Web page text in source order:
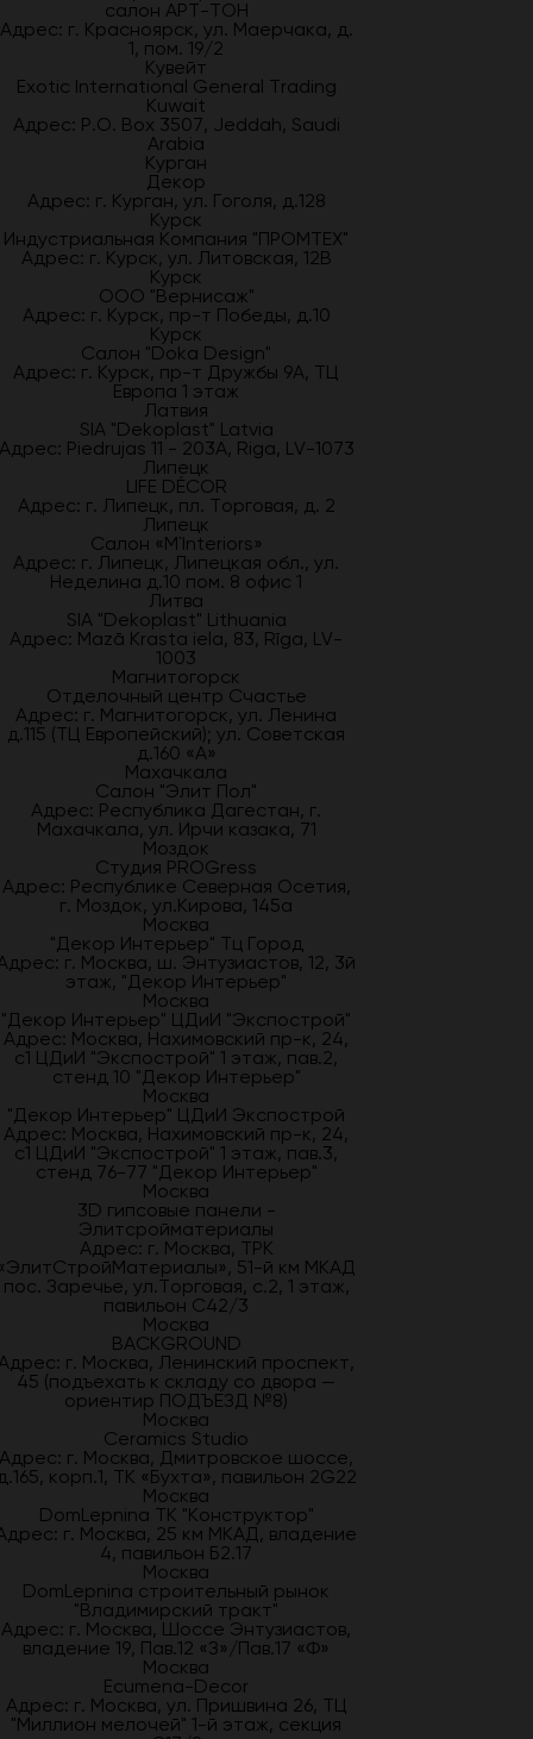
салон АРТ-ТОН
Адрес: г. Красноярск, ул. Маерчака, д.
1, пом. 19/2
Кувейт
Exotic International General Trading
Kuwait
Адрес: P.O. Box 3507, Jeddah, Saudi
Arabia
Курган
Декор
Адрес: г. Курган, ул. Гоголя, д.128
Курск
Индустриальная Компания "ПРОМТЕХ"
Адрес: г. Курск, ул. Литовская, 12В
Курск
ООО "Вернисаж"
Адрес: г. Курск, пр-т Победы, д.10
Курск
Салон "Doka Design"
Адрес: г. Курск, пр-т Дружбы 9А, ТЦ
Европа 1 этаж
Латвия
SIA "Dekoplast" Latvia
Piedrujas 11 - 203A, Riga, LV-1073
Липецк
LIFE DÉCOR
Адрес: г. Липецк, пл. Торговая, д. 2
Липецк
Салон «M`Interiors»
Адрес: г. Липецк, Липецкая обл., ул.
Неделина д.10 пом. 8 офис 1
Литва
SIA "Dekoplast" Lithuania
Адрес: Mazā Krasta iela, 83, Rīga, LV-
1003
Магнитогорск
Отделочный центр Счастье
Адрес: г. Магнитогорск, ул. Ленина
д.115 (ТЦ Европейский); ул. Советская
д.160 «А»
Махачкала
Салон "Элит Пол"
Адрес: Республика Дагестан, г.
Махачкала, ул. Ирчи казака, 71
Моздок
Студия PROGress
Адрес: Республике Северная Осетия,
г. Моздок, ул.Кирова, 145а
Москва
"Декор Интерьер" Тц Город
г. Москва, ш. Энтузиастов, 12, 3й
этаж, "Декор Интерьер"
Москва
"Декор Интерьер" ЦДиИ "Экспострой"
Адрес: Москва, Нахимовский пр-к, 24,
с1 ЦДиИ "Экспострой" 1 этаж, пав.2,
стенд 10 "Декор Интерьер"
Москва
"Декор Интерьер" ЦДиИ Экспострой
Адрес: Москва, Нахимовский пр-к, 24,
с1 ЦДиИ "Экспострой" 1 этаж, пав.3,
стенд 76-77 "Декор Интерьер"
Москва
3D гипсовые панели -
Элитсройматериалы
Адрес: г. Москва, ТРК
51-й км МКАД
пос. Заречье, ул.Торговая, с.2, 1 этаж,
павильон С42/3
Москва
BACKGROUND
г. Москва, Ленинский проспект,
45 (подъехать к складу со двора —
ориентир ПОДЪЕЗД №8)
Москва
Ceramics Studio
Адрес: г. Москва, Дмитровское шоссе,
корп.1, ТК «Бухта», павильон 2G22
Москва
DomLepnina ТК "Конструктор"
г. Москва, 25 км МКАД, владение
4, павильон Б2.17
Москва
DomLepnina строительный рынок
"Владимирский тракт"
Адрес: г. Москва, Шоссе Энтузиастов,
владение 19, Пав.12 «З»/Пав.17 «Ф»
Москва
Ecumena-Decor
Адрес: г. Москва, ул. Пришвина 26, ТЦ
"Миллион мелочей" 1-й этаж, секция